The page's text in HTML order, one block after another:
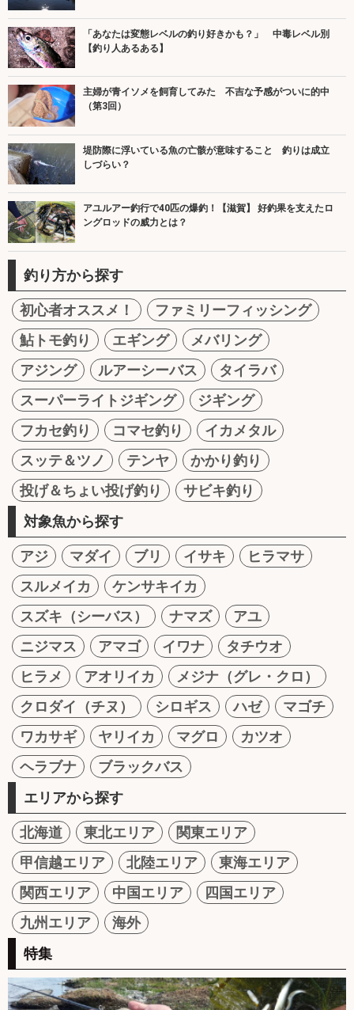
「あなたは変態レベルの釣り好きかも？」 中毒レベル別
【釣り人あるある】
主婦が青イソメを飼育してみた 不吉な予感がついに的中
（第3回）
堤防際に浮いている魚の亡骸が意味すること 釣りは成立
しづらい？
アユルアー釣行で40匹の爆釣！【滋賀】 好釣果を支えたロ
ングロッドの威力とは？
釣り方から探す
初心者オススメ！
ファミリーフィッシング
鮎トモ釣り
エギング
メバリング
アジング
ルアーシーバス
タイラバ
スーパーライトジギング
ジギング
フカセ釣り
コマセ釣り
イカメタル
スッテ＆ツノ
テンヤ
かかり釣り
投げ＆ちょい投げ釣り
サビキ釣り
対象魚から探す
アジ マダイ ブリ イサキ
ヒラマサ
スルメイカ
ケンサキイカ
スズキ（シーバス）
ナマズ
アユ
ニジマス
アマゴ イワナ
タチウオ
ヒラメ
アオリイカ
メジナ（グレ・クロ）
クロダイ（チヌ）
シロギス ハゼ
マゴチ
ワカサギ
ヤリイカ マグロ
カツオ
ヘラブナ
ブラックバス
エリアから探す
北海道 東北エリア
関東エリア
甲信越エリア
北陸エリア
東海エリア
関西エリア
中国エリア
四国エリア
九州エリア
海外
特集